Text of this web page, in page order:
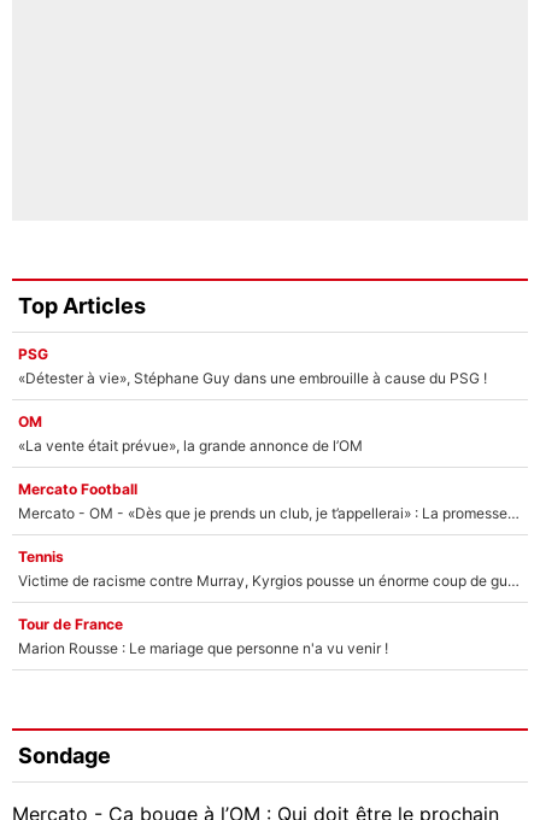
Top Articles
PSG
«Détester à vie», Stéphane Guy dans une embrouille à cause du PSG !
OM
«La vente était prévue», la grande annonce de l’OM
Mercato Football
Mercato - OM - «Dès que je prends un club, je t’appellerai» : La promesse de Marcelino au moment de claquer la porte
Tennis
Victime de racisme contre Murray, Kyrgios pousse un énorme coup de gueule !
Tour de France
Marion Rousse : Le mariage que personne n'a vu venir !
Sondage
Mercato - Ça bouge à l’OM : Qui doit être le prochain